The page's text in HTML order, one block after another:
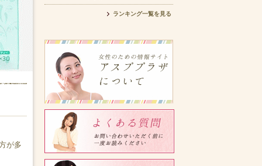
が多
ランキング一覧を見る